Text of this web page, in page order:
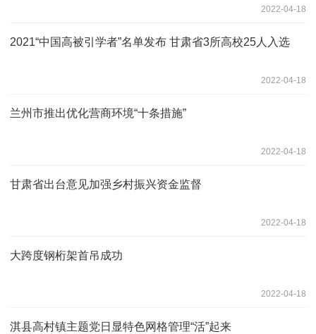
2022-04-18
2021“中国高被引学者”名单发布 甘肃省3所高校25人入选
2022-04-18
兰州市推出优化营商环境“十条措施”
2022-04-18
甘肃省出台意见加强乡村振兴资金监督
2022-04-18
大跨度钢桁架首吊成功
2022-04-18
淇县高村镇主题党日显特色网格管理“活”起来